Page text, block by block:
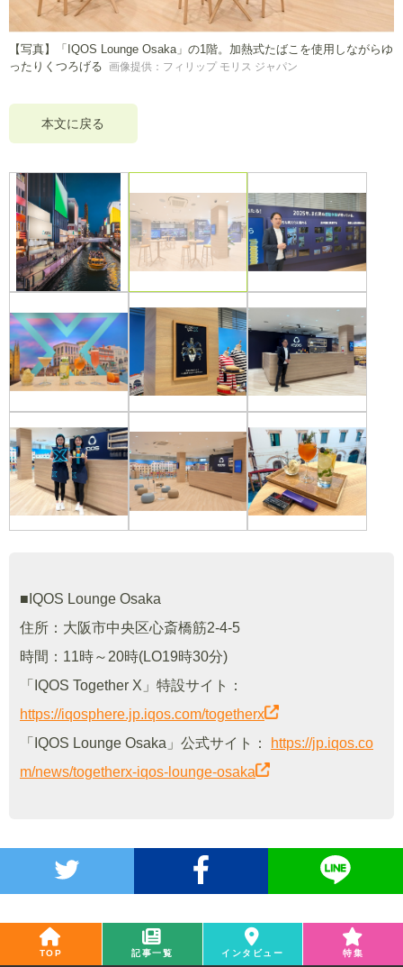
【写真】「IQOS Lounge Osaka」の1階。加熱式たばこを使用しながらゆ
ったりくつろげる 画像提供：フィリップ モリス ジャパン
本文に戻る
■IQOS Lounge Osaka
住所：大阪市中央区心斎橋筋2-4-5
時間：11時～20時(LO19時30分)
「IQOS Together X」特設サイト：
https://iqosphere.jp.iqos.com/togetherx
「IQOS Lounge Osaka」公式サイト：
https://jp.iqos.co
m/news/togetherx-iqos-lounge-osaka
TOP 記事一覧 インタビュー 特集